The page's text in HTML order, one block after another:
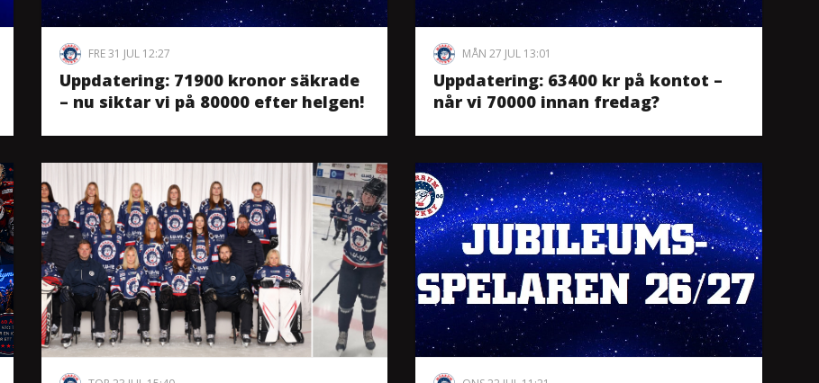
FRE 31 JUL 12:27
Uppdatering: 71900 kronor säkrade
– nu siktar vi på 80000 efter helgen!
MÅN 27 JUL 13:01
Uppdatering: 63400 kr på kontot –
når vi 70000 innan fredag?